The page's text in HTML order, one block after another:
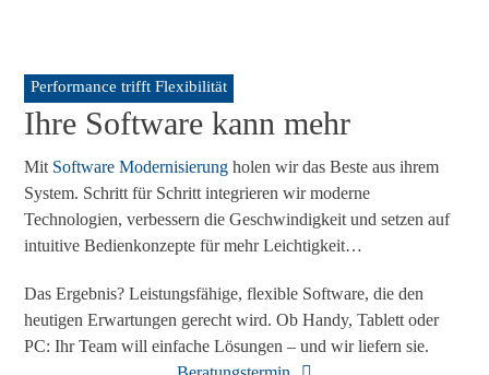
Ihre Software kann mehr
Performance trifft Flexibilität
Mit Software Modernisierung holen wir das Beste aus ihrem
System. Schritt für Schritt integrieren wir moderne
Technologien, verbessern die Geschwindigkeit und setzen auf
intuitive Bedienkonzepte für mehr Leichtigkeit…
Das Ergebnis? Leistungsfähige, flexible Software, die den
heutigen Erwartungen gerecht wird. Ob Handy, Tablett oder
PC: Ihr Team will einfache Lösungen – und wir liefern sie.